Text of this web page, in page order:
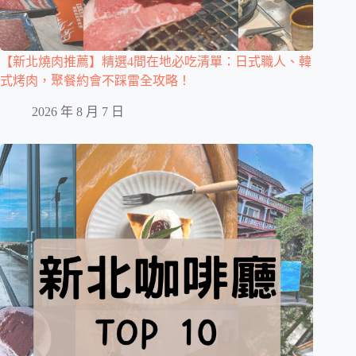
【新北燒肉推薦】精選4間在地必吃清單：日式職人、韓
式烤肉，聚餐約會不踩雷全攻略！
2026 年 8 月 7 日